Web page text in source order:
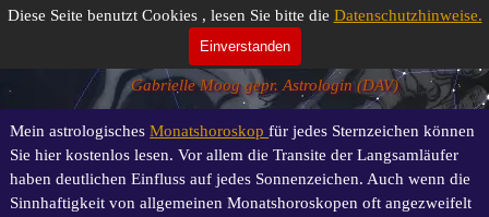
Diese Seite benutzt Cookies , lesen Sie bitte die Datenschutzhinweise.
Einverstanden
Direkt zum Seiteninhalt
Das Monatshoroskop
Gabrielle Moog gepr. Astrologin (DAV)
Mein astrologischesMonatshoroskopfür jedes Sternzeichen können
Sie hier kostenlos lesen. Vor allem die Transite der Langsamläufer
haben deutlichen Einfluss auf jedes Sonnenzeichen. Auch wenn die
Sinnhaftigkeit von allgemeinen Monatshoroskopen oft angezweifelt